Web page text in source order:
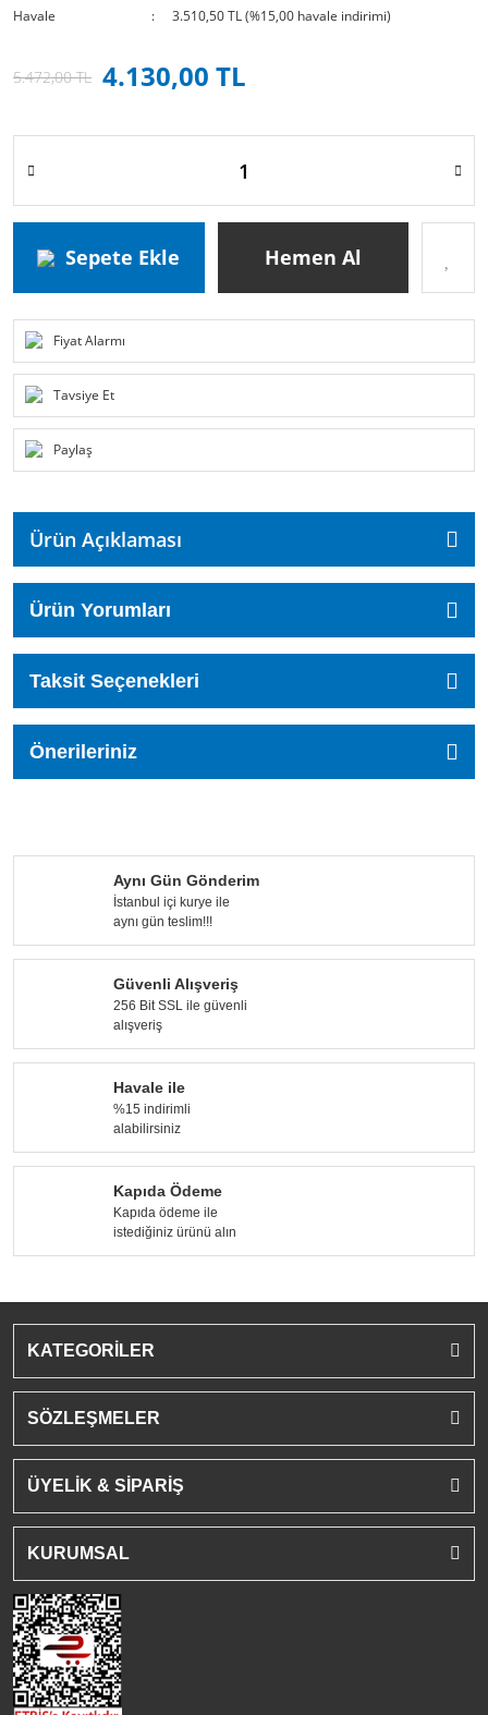
Havale
3.510,50 TL (%15,00 havale indirimi)
5.472,00 TL 4.130,00 TL
Sepete Ekle Hemen Al
Fiyat Alarmı
Tavsiye Et
Paylaş
Ürün Açıklaması
Ürün Yorumları
Taksit Seçenekleri
Önerileriniz
Aynı Gün Gönderim
İstanbul içi kurye ile
aynı gün teslim!!!
Güvenli Alışveriş
256 Bit SSL ile güvenli
alışveriş
Havale ile
%15 indirimli
alabilirsiniz
Kapıda Ödeme
Kapıda ödeme ile
istediğiniz ürünü alın
KATEGORİLER
SÖZLEŞMELER
ÜYELİK & SİPARİŞ
KURUMSAL